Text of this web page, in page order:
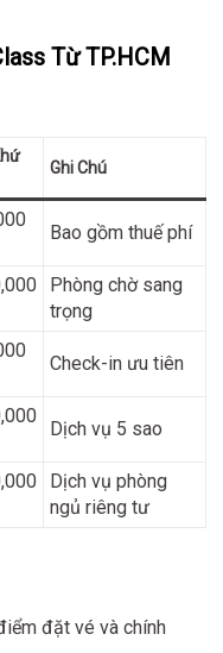
Từ TP.HCM
Ghi Chú
Bao gồm thuế phí
Phòng chờ sang
trọng
Check-in ưu tiên
Dịch vụ 5 sao
Dịch vụ phòng
ngủ riêng tư
đặt vé và chính